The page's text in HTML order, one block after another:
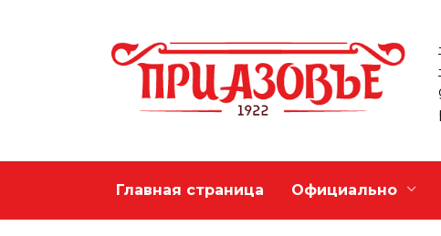
Главная страница Официально